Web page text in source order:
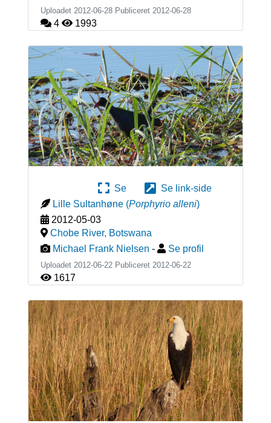
Uploadet 2012-06-28 Publiceret 2012-06-28
4 1993
Se
Se link-side
Lille Sultanhøne (Porphyrio alleni)
2012-05-03
Chobe River, Botswana
Michael Frank Nielsen - Se profil
Uploadet 2012-06-22 Publiceret 2012-06-22
1617